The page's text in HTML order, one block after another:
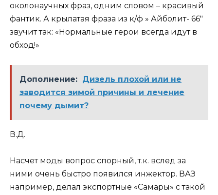
околонаучных фраз, одним словом – красивый
фантик. А крылатая фраза из к/ф » Айболит- 66″
звучит так: «Нормальные герои всегда идут в
обход!»
Дополнение: Дизель плохой или не
заводится зимой причины и лечение
почему дымит?
В.Д.
Насчет моды вопрос спорный, т.к. вслед за
ними очень быстро появился инжектор. ВАЗ
например, делал экспортные «Самары» с такой